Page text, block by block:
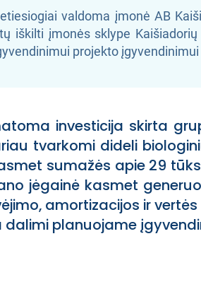
valdoma įmonė AB
iškilti įmonės sklype
projekto
investicija skirta
tvarkomi dideli
sumažės apie 29
jėgainė kasmet
amortizacijos ir
dalimi planuojame